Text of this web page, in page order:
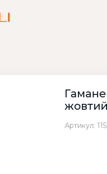
жовтий
Артикул: